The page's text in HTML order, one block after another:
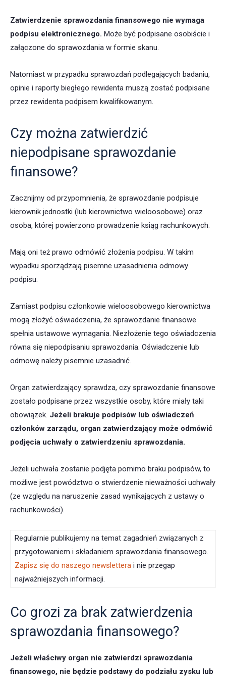
Zatwierdzenie sprawozdania finansowego nie wymaga
podpisu elektronicznego. Może być podpisane osobiście i
załączone do sprawozdania w formie skanu.
Natomiast w przypadku sprawozdań podlegających badaniu,
opinie i raporty biegłego rewidenta muszą zostać podpisane
przez rewidenta podpisem kwalifikowanym.
Czy można zatwierdzić
niepodpisane sprawozdanie
finansowe?
Zacznijmy od przypomnienia, że sprawozdanie podpisuje
kierownik jednostki (lub kierownictwo wieloosobowe) oraz
osoba, której powierzono prowadzenie ksiąg rachunkowych.
Mają oni też prawo odmówić złożenia podpisu. W takim
wypadku sporządzają pisemne uzasadnienia odmowy
podpisu.
Zamiast podpisu członkowie wieloosobowego kierownictwa
mogą złożyć oświadczenia, że sprawozdanie finansowe
spełnia ustawowe wymagania. Niezłożenie tego oświadczenia
równa się niepodpisaniu sprawozdania. Oświadczenie lub
odmowę należy pisemnie uzasadnić.
Organ zatwierdzający sprawdza, czy sprawozdanie finansowe
zostało podpisane przez wszystkie osoby, które miały taki
obowiązek. Jeżeli brakuje podpisów lub oświadczeń
członków zarządu, organ zatwierdzający może odmówić
podjęcia uchwały o zatwierdzeniu sprawozdania.
Jeżeli uchwała zostanie podjęta pomimo braku podpisów, to
możliwe jest powództwo o stwierdzenie nieważności uchwały
(ze względu na naruszenie zasad wynikających z ustawy o
rachunkowości).
Regularnie publikujemy na temat zagadnień związanych z
przygotowaniem i składaniem sprawozdania finansowego.
Zapisz się do naszego newslettera i nie przegap
najważniejszych informacji.
Co grozi za brak zatwierdzenia
sprawozdania finansowego?
Jeżeli właściwy organ nie zatwierdzi sprawozdania
finansowego, nie będzie podstawy do podziału zysku lub